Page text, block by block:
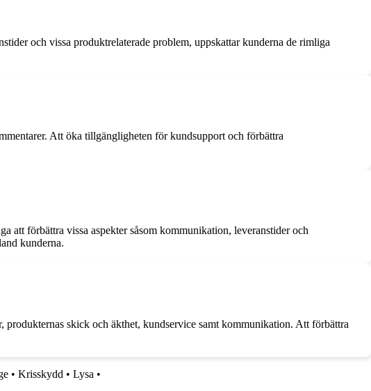
och vissa produktrelaterade problem, uppskattar kunderna de rimliga
Att öka tillgängligheten för kundsupport och förbättra
att förbättra vissa aspekter såsom kommunikation, leveranstider och
kunderna.
produkternas skick och äkthet, kundservice samt kommunikation. Att förbättra
• Krisskydd • Lysa •